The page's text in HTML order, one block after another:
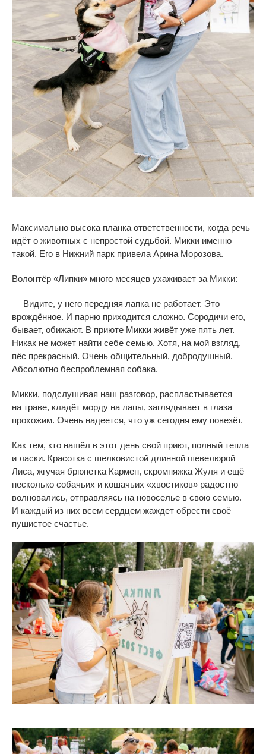
Максимально высока планка ответственности, когда речь
идёт о животных с непростой судьбой. Микки именно
такой. Его в Нижний парк привела Арина Морозова.
Волонтёр «Липки» много месяцев ухаживает за Микки:
— Видите, у него передняя лапка не работает. Это
врождённое. И парню приходится сложно. Сородичи его,
бывает, обижают. В приюте Микки живёт уже пять лет.
Никак не может найти себе семью. Хотя, на мой взгляд,
пёс прекрасный. Очень общительный, добродушный.
Абсолютно беспроблемная собака.
Микки, подслушивая наш разговор, распластывается
на траве, кладёт морду на лапы, заглядывает в глаза
прохожим. Очень надеется, что уж сегодня ему повезёт.
Как тем, кто нашёл в этот день свой приют, полный тепла
и ласки. Красотка с шелковистой длинной шевелюрой
Лиса, жгучая брюнетка Кармен, скромняжка Жуля и ещё
несколько собачьих и кошачьих «хвостиков» радостно
волновались, отправляясь на новоселье в свою семью.
И каждый из них всем сердцем жаждет обрести своё
пушистое счастье.